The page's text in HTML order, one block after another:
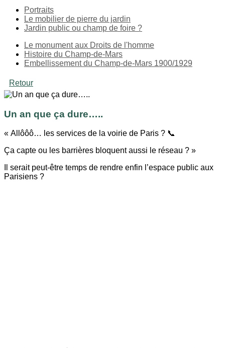
Portraits
Le mobilier de pierre du jardin
Jardin public ou champ de foire ?
Le monument aux Droits de l'homme
Histoire du Champ-de-Mars
Embellissement du Champ-de-Mars 1900/1929
Retour
Un an que ça dure…..
« Allôôô… les services de la voirie de Paris ? 📞
Ça capte ou les barrières bloquent aussi le réseau ? »
Il serait peut-être temps de rendre enfin l’espace public aux
Parisiens ?